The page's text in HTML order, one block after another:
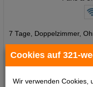
Cookies auf 321-
Wir verwenden Cookies,
7 Tage, Doppelzimmer,